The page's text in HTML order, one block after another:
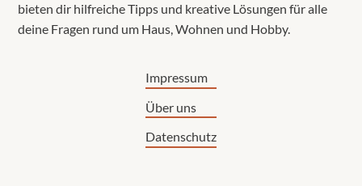
bieten dir hilfreiche Tipps und kreative Lösungen für alle
deine Fragen rund um Haus, Wohnen und Hobby.
Impressum
Über uns
Datenschutz